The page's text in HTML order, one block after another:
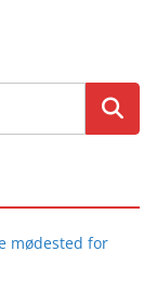
mødested for